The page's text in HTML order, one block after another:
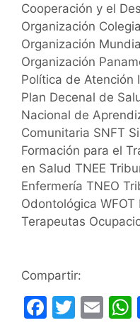
Cooperación y el
Organización
Organización
Organización
Política de Atención
Plan Decenal de
Nacional de
Comunitaria SNFT
Formación para el
en Salud TNEE
Enfermería TNEO
Odontológica
Terapeutas
Compartir:
F
T
E